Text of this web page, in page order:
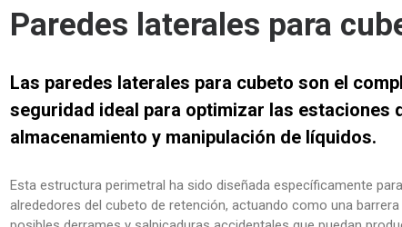
Paredes laterales para
Las paredes laterales para cubeto son el
seguridad ideal para optimizar las estaciones
almacenamiento y manipulación de líquidos.
Esta estructura perimetral ha sido diseñada específicamente
alrededores del cubeto de retención, actuando como una